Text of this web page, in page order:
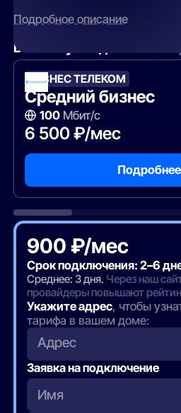
Подробное описание
Вам могут подойти
БИЗНЕС ТЕЛЕКОМ
Средний бизнес
100Мбит/с
6 500 ₽/мес
900 ₽/мес
Срок подключения: 2–6
Среднее: 3 дня. Через наш
провайдеры повышают
Укажите адрес, чтобы
тарифа в вашем доме:
Адрес
Заявка на подключение